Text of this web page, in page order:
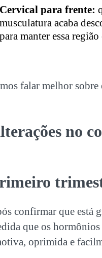
Cervical para frente:
musculatura acaba
para manter essa
falar melhor sobre
no
confirmar que está
que os
oprimida e